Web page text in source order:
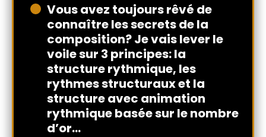
Vous avez toujours rêvé de
connaître les secrets de la
composition? Je vais lever le
voile sur 3 principes: la
structure rythmique, les
rythmes structuraux et la
structure avec animation
rythmique basée sur le nombre
d’or…